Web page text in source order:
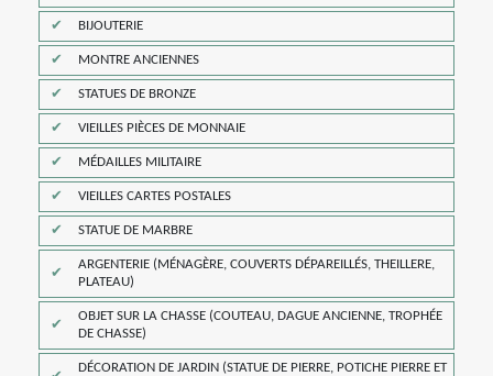
BIJOUTERIE
MONTRE ANCIENNES
STATUES DE BRONZE
VIEILLES PIÈCES DE MONNAIE
MÉDAILLES MILITAIRE
VIEILLES CARTES POSTALES
STATUE DE MARBRE
ARGENTERIE (MÉNAGÈRE, COUVERTS DÉPAREILLÉS, THEILLERE,
PLATEAU)
OBJET SUR LA CHASSE (COUTEAU, DAGUE ANCIENNE, TROPHÉE
DE CHASSE)
DÉCORATION DE JARDIN (STATUE DE PIERRE, POTICHE PIERRE ET